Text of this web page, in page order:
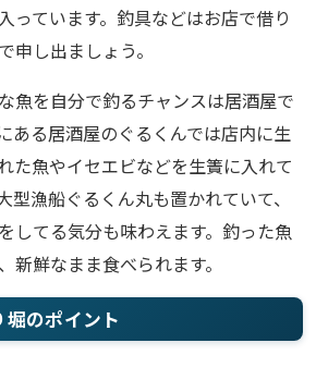
っています。釣具などはお店で借り
申し出ましょう。
魚を自分で釣るチャンスは居酒屋で
ある居酒屋のぐるくんでは店内に生
た魚やイセエビなどを生簀に入れて
型漁船ぐるくん丸も置かれていて、
してる気分も味わえます。釣った魚
新鮮なまま食べられます。
のポイント